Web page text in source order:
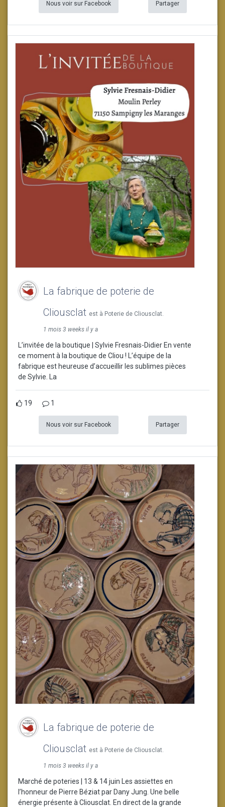
Nous voir sur Facebook Partager
La fabrique de poterie de
Cliousclat est à Poterie de Cliousclat.
1 mois 3 weeks il y a
L’invitée de la boutique | Sylvie Fresnais-Didier En vente
ce moment à la boutique de Cliou ! L’équipe de la
fabrique est heureuse d’accueillir les sublimes pièces
de Sylvie. La
19 1
Nous voir sur Facebook Partager
La fabrique de poterie de
Cliousclat est à Poterie de Cliousclat.
1 mois 3 weeks il y a
Marché de poteries | 13 & 14 juin Les assiettes en
l’honneur de Pierre Béziat par Dany Jung. Une belle
énergie présente à Cliousclat. En direct de la grande